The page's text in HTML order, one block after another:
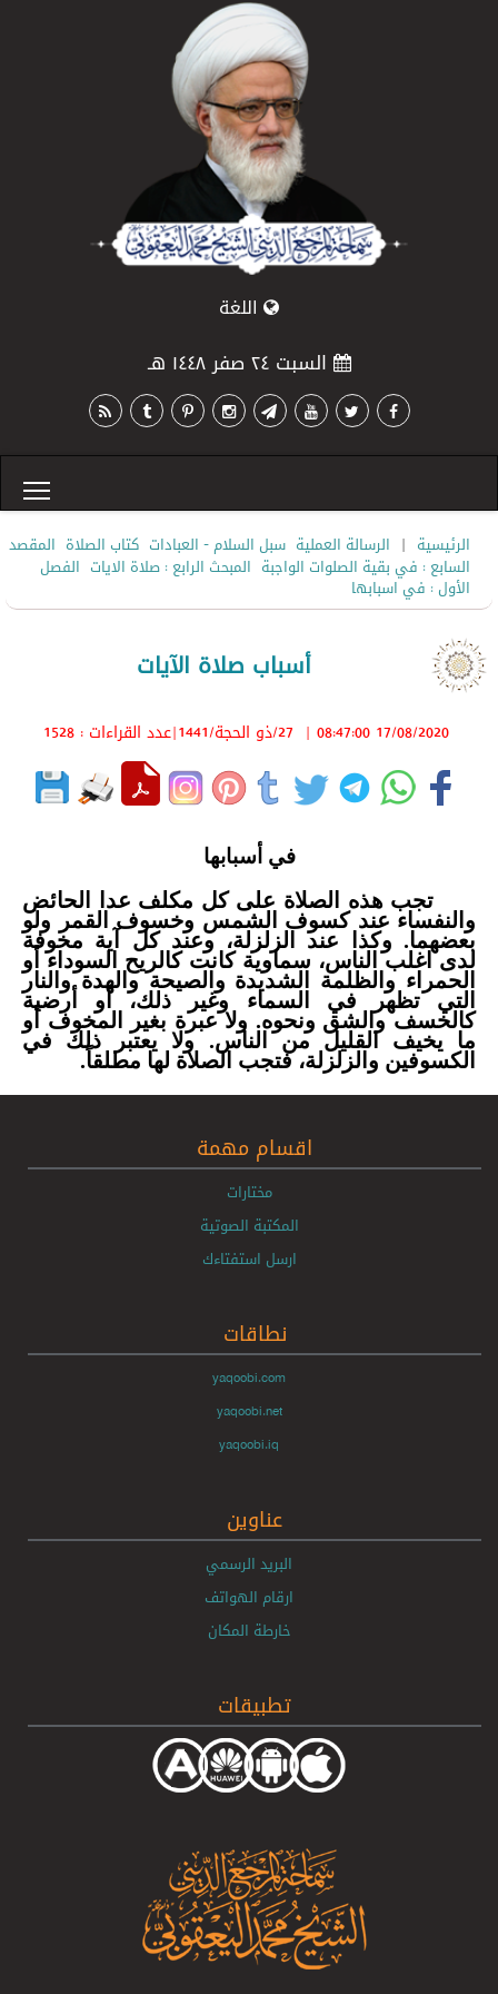
اللغة
السبت ٢٤ صفر ١٤٤٨ هـ
الرئيسية | الرسالة العملية سبل السلام - العبادات كتاب الصلاة المقصد
السابع : في بقية الصلوات الواجبة المبحث الرابع : صلاة الايات الفصل
الأول : في اسبابها
أسباب صلاة الآيات
17/08/2020 08:47:00
| 27/ذو الحجة/1441 |عدد القراءات : 1528
في أسبابها
تجب هذه الصلاة على كل مكلف عدا الحائض
والنفساء عند كسوف الشمس وخسوف القمر ولو
بعضهما. وكذا عند الزلزلة، وعند كل آية مخوفة
لدى اغلب الناس، سماوية كانت كالريح السوداء أو
الحمراء والظلمة الشديدة والصيحة والهدة والنار
التي تظهر في السماء وغير ذلك، أو أرضية
كالخسف والشق ونحوه. ولا عبرة بغير المخوف أو
ما يخيف القليل من الناس. ولا يعتبر ذلك في
الكسوفين والزلزلة، فتجب الصلاة لها مطلقاً.
اقسام مهمة
مختارات
المكتبة الصوتية
ارسل استفتاءك
نطاقات
yaqoobi.com
yaqoobi.net
yaqoobi.iq
عناوين
البريد الرسمي
ارقام الهواتف
خارطة المكان
تطبيقات